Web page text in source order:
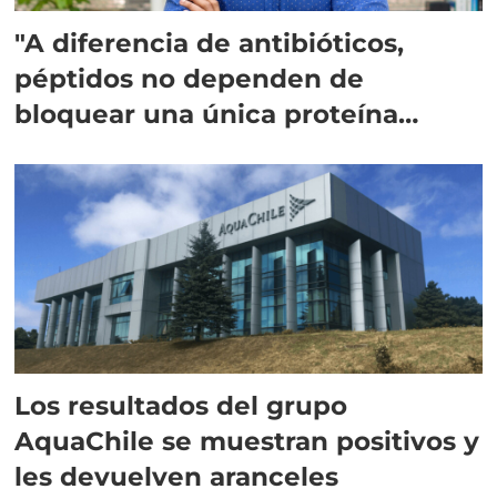
"A diferencia de antibióticos,
péptidos no dependen de
bloquear una única proteína
Los resultados del grupo
AquaChile se muestran positivos y
les devuelven aranceles